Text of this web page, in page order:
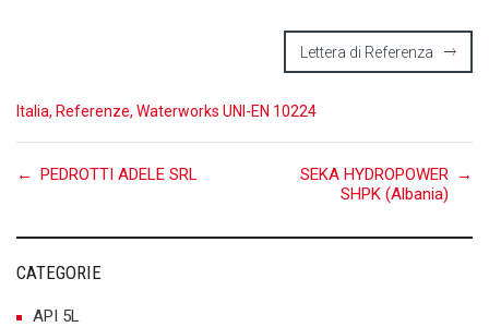
Lettera di Referenza
Italia, Referenze, Waterworks UNI-EN 10224
Post
navigation
← PEDROTTI ADELE SRL
SEKA HYDROPOWER
SHPK (Albania)
→
CATEGORIE
API 5L